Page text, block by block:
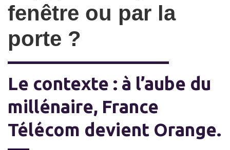
fenêtre ou par la
porte ?
Le contexte : à l’aube du
millénaire, France
Télécom devient Orange.